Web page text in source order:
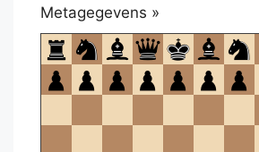
Metagegevens »
om
te
openen.